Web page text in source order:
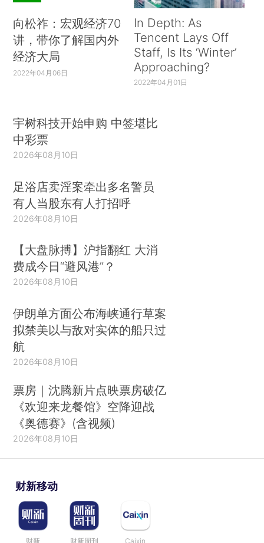
向松祚：宏观经济70
讲，带你了解国内外
经济大局
2022年04月06日
In Depth: As
Tencent Lays Off
Staff, Is Its ‘Winter’
Approaching?
2022年04月01日
宇树科技开始申购 中签堪比
中彩票
2026年08月10日
足浴店卖淫案牵出多名警员
有人当股东有人打招呼
2026年08月10日
【大盘脉搏】沪指翻红 大消
费成今日“避风港”？
2026年08月10日
伊朗单方面公布海峡通行草案
拟禁美以与敌对实体的船只过
航
2026年08月10日
票房｜沈腾新片点映票房破亿
《欢迎来龙餐馆》空降迎战
《奥德赛》(含视频)
2026年08月10日
财新移动
财新 财新周刊 Caixin